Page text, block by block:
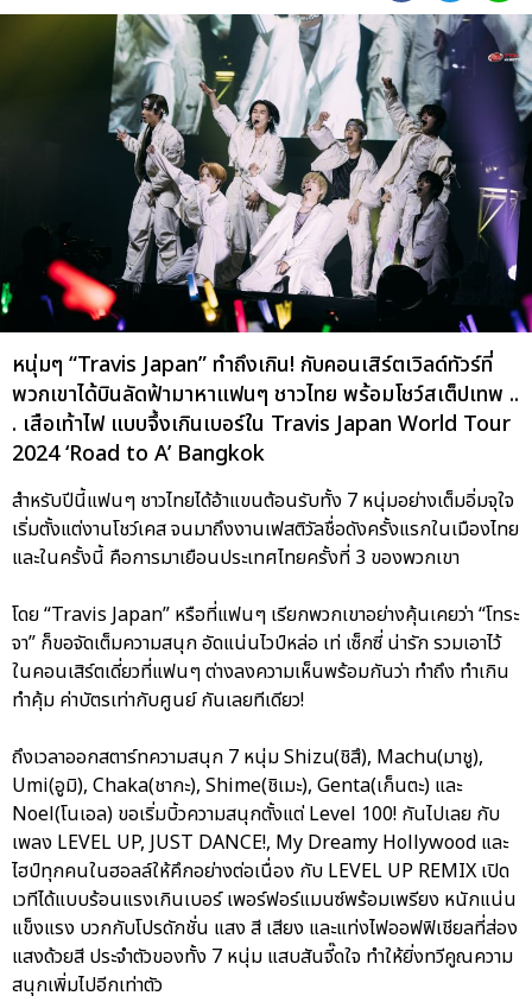
หนุ่มๆ “Travis Japan” ทำถึงเกิน! กับคอนเสิร์ตเวิลด์ทัวร์ที่
พวกเขาได้บินลัดฟ้ามาหาแฟนๆ ชาวไทย พร้อมโชว์สเต็ปเทพ ..
. เสือเท้าไฟ แบบจึ้งเกินเบอร์ใน Travis Japan World Tour
2024 ‘Road to A’ Bangkok
สำหรับปีนี้แฟนๆ ชาวไทยได้อ้าแขนต้อนรับทั้ง 7 หนุ่มอย่างเต็มอิ่มจุใจ
เริ่มตั้งแต่งานโชว์เคส จนมาถึงงานเฟสติวัลชื่อดังครั้งแรกในเมืองไทย
และในครั้งนี้ คือการมาเยือนประเทศไทยครั้งที่ 3 ของพวกเขา
โดย “Travis Japan” หรือที่แฟนๆ เรียกพวกเขาอย่างคุ้นเคยว่า “โทระ
จา” ก็ขอจัดเต็มความสนุก อัดแน่นไวป์หล่อ เท่ เซ็กซี่ น่ารัก รวมเอาไว้
ในคอนเสิร์ตเดี่ยวที่แฟนๆ ต่างลงความเห็นพร้อมกันว่า ทำถึง ทำเกิน
ทำคุ้ม ค่าบัตรเท่ากับศูนย์ กันเลยทีเดียว!
ถึงเวลาออกสตาร์ทความสนุก 7 หนุ่ม Shizu(ชิสึ), Machu(มาชู),
Umi(อูมิ), Chaka(ชากะ), Shime(ชิเมะ), Genta(เก็นตะ) และ
Noel(โนเอล) ขอเริ่มบิ้วความสนุกตั้งแต่ Level 100! กันไปเลย กับ
เพลง LEVEL UP, JUST DANCE!, My Dreamy Hollywood และ
ไฮป์ทุกคนในฮอลล์ให้คึกอย่างต่อเนื่อง กับ LEVEL UP REMIX เปิด
เวทีได้แบบร้อนแรงเกินเบอร์ เพอร์ฟอร์แมนซ์พร้อมเพรียง หนักแน่น
แข็งแรง บวกกับโปรดักชั่น แสง สี เสียง และแท่งไฟออฟฟิเชียลที่ส่อง
แสงด้วยสี ประจำตัวของทั้ง 7 หนุ่ม แสบสันจี๊ดใจ ทำให้ยิ่งทวีคูณความ
สนุกเพิ่มไปอีกเท่าตัว